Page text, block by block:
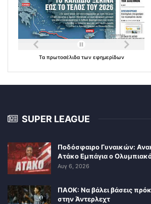
Τα πρωτοσέλιδα των εφημερίδων
SUPER LEAGUE
Ποδόσφαιρο Γυναικών:
Ατάκο Εμπάγια ο
Αυγ 6, 2026
ΠΑΟΚ: Να βάλει βάσεις
στην Άντερλεχτ